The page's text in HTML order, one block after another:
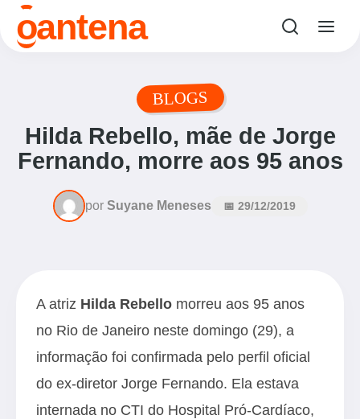
oantena
BLOGS
Hilda Rebello, mãe de Jorge
Fernando, morre aos 95 anos
por Suyane Meneses 📅 29/12/2019
A atriz Hilda Rebello morreu aos 95 anos
no Rio de Janeiro neste domingo (29), a
informação foi confirmada pelo perfil oficial
do ex-diretor Jorge Fernando. Ela estava
internada no CTI do Hospital Pró-Cardíaco,